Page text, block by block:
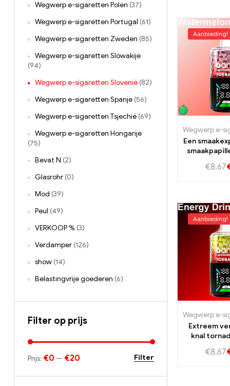
Aanbieding!
Een
€8.67
Aanbieding!
Extreem
knal
€8.67
Wegwerp e-sigaretten Polen (37)
Wegwerp e-sigaretten Portugal (61)
Wegwerp e-sigaretten Zweden (85)
Wegwerp e-sigaretten Slowakije
(94)
Wegwerp e-sigaretten Slovenië (82)
Wegwerp e-sigaretten Spanje (56)
Wegwerp e-sigaretten Tsjechië (69)
Wegwerp e-sigaretten Hongarije
(75)
Bevat N (2)
Glasrohr (0)
Mod (39)
Peul (49)
VERKOOP % (3)
Verdamper (126)
show (14)
Belastingvrije goederen (6)
Filter op prijs
Filter
Prijs: €0 — €20